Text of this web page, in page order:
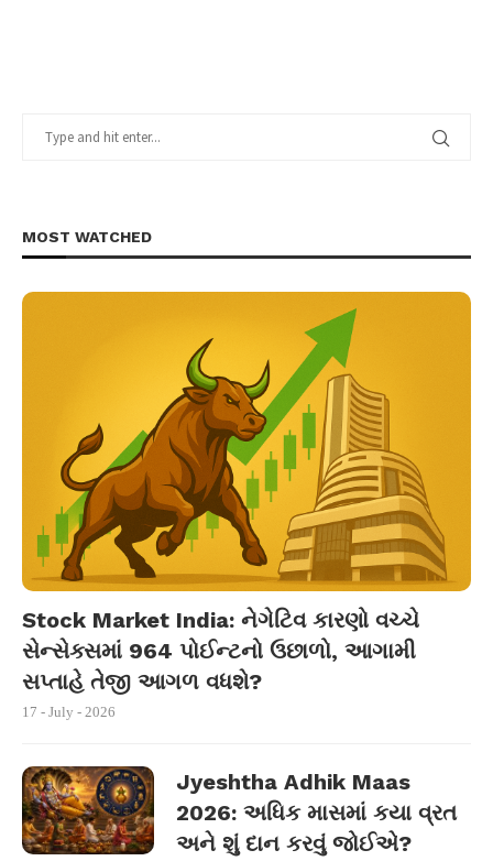
MOST WATCHED
Stock Market India: નેગેટિવ કારણો વચ્ચે
સેન્સેક્સમાં 964 પોઈન્ટનો ઉછાળો, આગામી
સપ્તાહે તેજી આગળ વધશે?
17 - July - 2026
Jyeshtha Adhik Maas
2026: અધિક માસમાં કયા વ્રત
અને શું દાન કરવું જોઈએ?